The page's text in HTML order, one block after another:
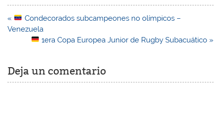
Navegación
de
entradas
«
Condecorados subcampeones no olímpicos –
Venezuela
1era Copa Europea Junior de Rugby Subacuático »
Deja un comentario